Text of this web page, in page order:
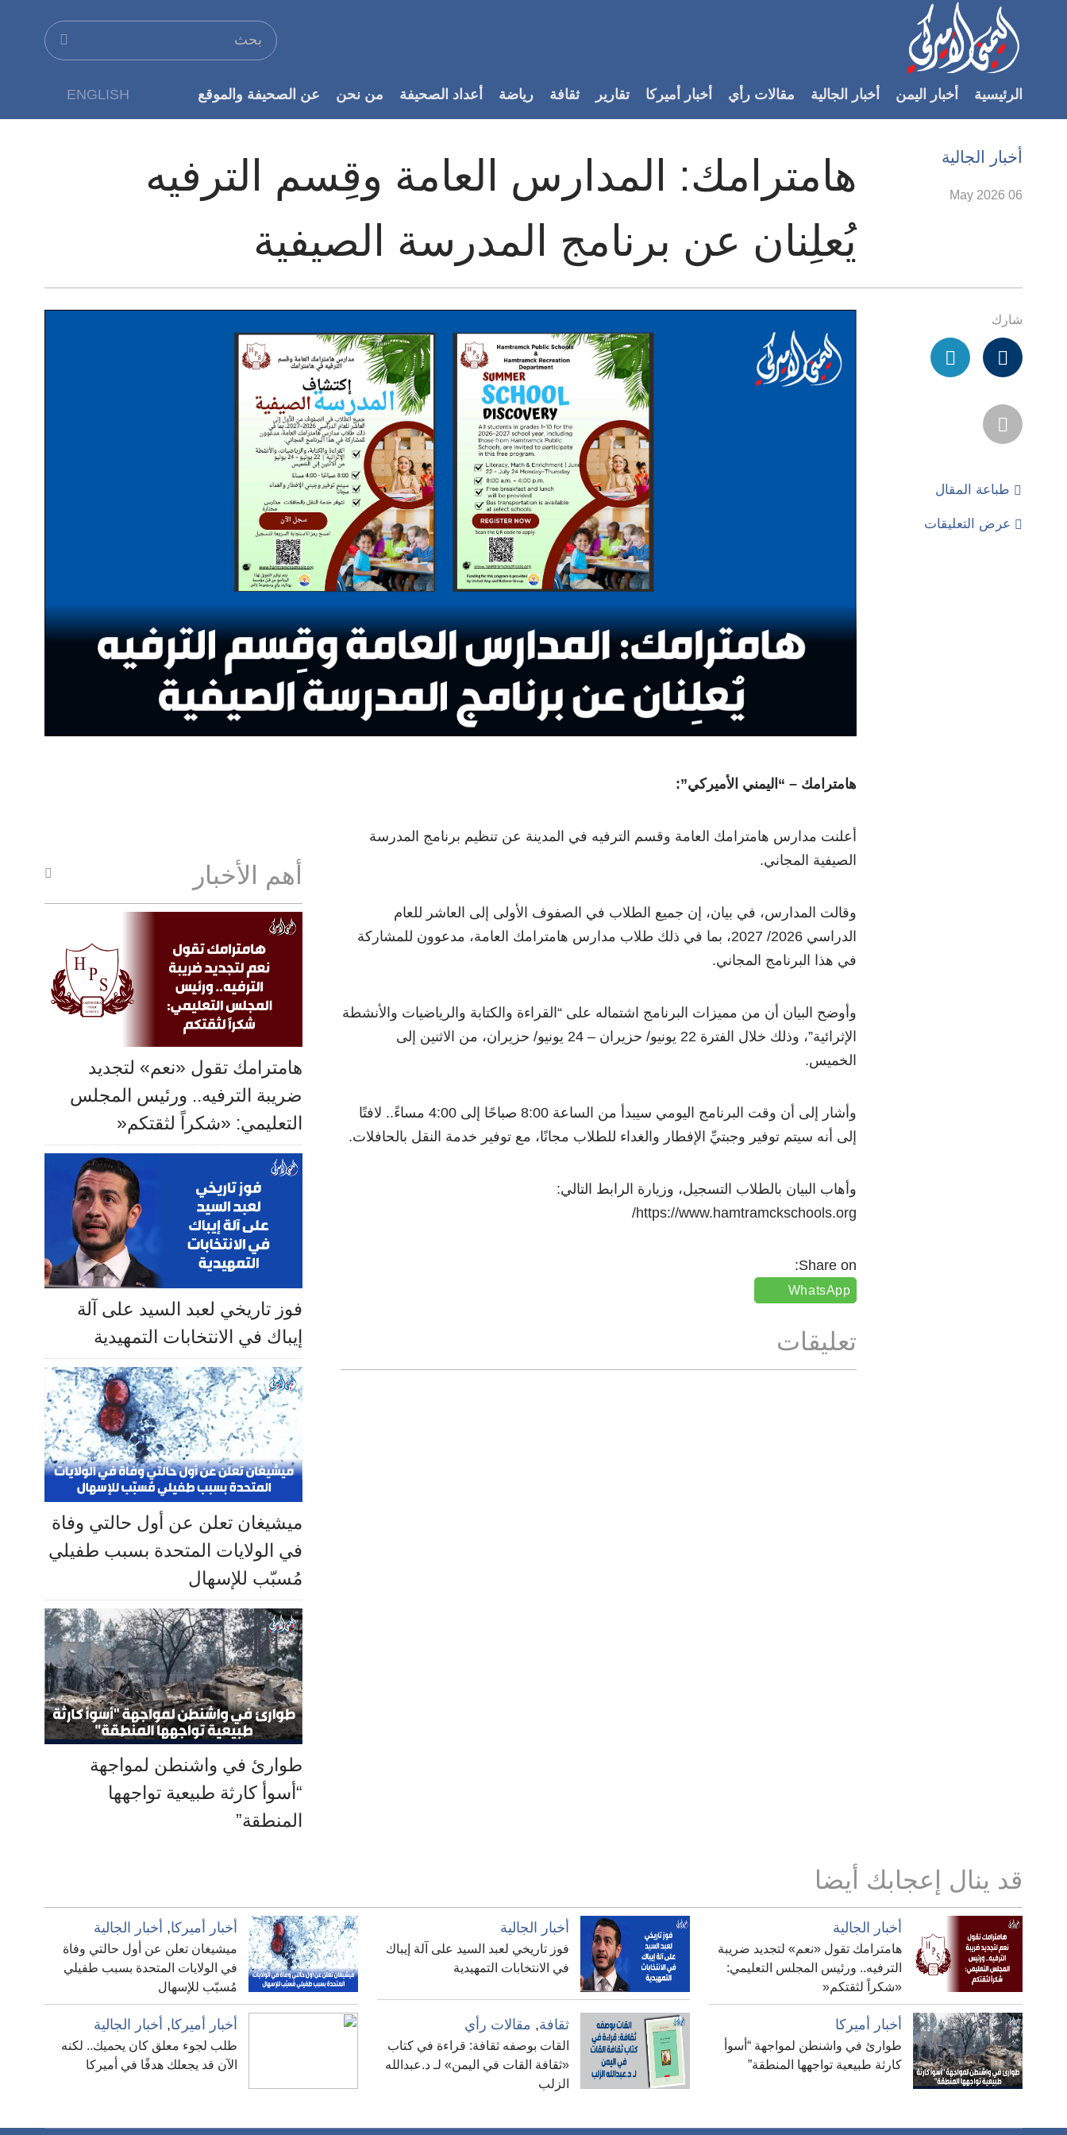
Accessibility
الرئيسي
الأقسام
الرئيسية
ENGLISH الرئيسية أخبار اليمن أخبار الجالية مقالات رأي أخبار أميركا تقارير ثقافة رياضة أعداد الصحيفة من نحن عن الصحيفة والموقع
أخبار الجالية
هامترامك: المدارس العامة وقِسم الترفيه
يُعلِنان عن برنامج المدرسة الصيفية
06 May 2026
شارك
طباعة المقال
عرض التعليقات
هامترامك – “اليمني الأميركي”:
أعلنت مدارس هامترامك العامة وقسم الترفيه في المدينة عن تنظيم برنامج المدرسة
الصيفية المجاني.
وقالت المدارس، في بيان، إن جميع الطلاب في الصفوف الأولى إلى العاشر للعام
الدراسي 2026/ 2027، بما في ذلك طلاب مدارس هامترامك العامة، مدعوون للمشاركة
في هذا البرنامج المجاني.
وأوضح البيان أن من مميزات البرنامج اشتماله على “القراءة والكتابة والرياضيات والأنشطة
الإثرائية”، وذلك خلال الفترة 22 يونيو/ حزيران – 24 يونيو/ حزيران، من الاثنين إلى
الخميس.
وأشار إلى أن وقت البرنامج اليومي سيبدأ من الساعة 8:00 صباحًا إلى 4:00 مساءً.. لافتًا
إلى أنه سيتم توفير وجبتيِّ الإفطار والغداء للطلاب مجانًا، مع توفير خدمة النقل بالحافلات.
وأهاب البيان بالطلاب التسجيل، وزيارة الرابط التالي:
https://www.hamtramckschools.org/
Share on:
WhatsApp
تعليقات
أهم الأخبار
هامترامك تقول «نعم» لتجديد
ضريبة الترفيه.. ورئيس المجلس
التعليمي: «شكراً لثقتكم«
فوز تاريخي لعبد السيد على آلة
إيباك في الانتخابات التمهيدية
ميشيغان تعلن عن أول حالتي وفاة
في الولايات المتحدة بسبب طفيلي
مُسبّب للإسهال
طوارئ في واشنطن لمواجهة
“أسوأ كارثة طبيعية تواجهها
المنطقة”
قد ينال إعجابك أيضا
أخبار الجالية
هامترامك تقول «نعم» لتجديد ضريبة
الترفيه.. ورئيس المجلس التعليمي:
«شكراً لثقتكم«
أخبار الجالية
فوز تاريخي لعبد السيد على آلة إيباك
في الانتخابات التمهيدية
أخبار أميركا, أخبار الجالية
ميشيغان تعلن عن أول حالتي وفاة
في الولايات المتحدة بسبب طفيلي
مُسبّب للإسهال
أخبار أميركا
طوارئ في واشنطن لمواجهة “أسوأ
كارثة طبيعية تواجهها المنطقة”
ثقافة, مقالات رأي
القات بوصفه ثقافة: قراءة في كتاب
«ثقافة القات في اليمن» لـ د.عبدالله
الزلب
أخبار أميركا, أخبار الجالية
طلب لجوء معلق كان يحميك.. لكنه
الآن قد يجعلك هدفًا في أميركا